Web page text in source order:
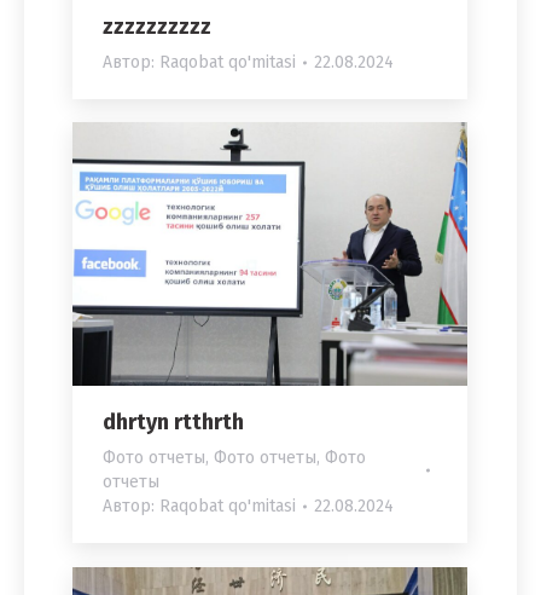
zzzzzzzzzz
Автор: Raqobat qo'mitasi 22.08.2024
dhrtyn rtthrth
Фото отчеты, Фото отчеты, Фото
отчеты
Автор: Raqobat qo'mitasi 22.08.2024